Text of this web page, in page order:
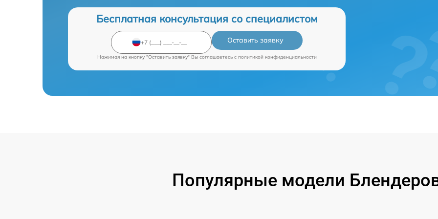
Бесплатная консультация со специалистом
Оставить заявку
Нажимая на кнопку "Оставить заявку" Вы соглашаетесь c политикой конфиденциальности
Популярные модели